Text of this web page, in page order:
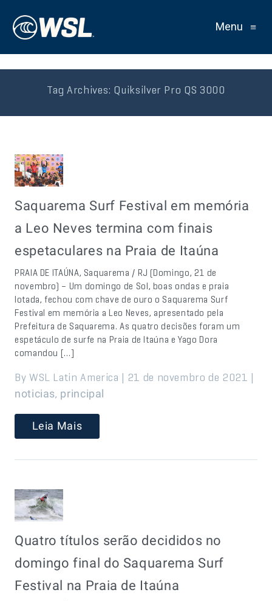
Menu ≡
Tag Archives: Quiksilver Pro QS 3000
Saquarema Surf Festival em memória
a Leo Neves termina com finais
espetaculares na Praia de Itaúna
PRAIA DE ITAÚNA, Saquarema / RJ (Domingo, 21 de
novembro) – Um domingo de Sol, boas ondas e praia
lotada, fechou com chave de ouro o Saquarema Surf
Festival em memória a Leo Neves, apresentado pela
Prefeitura de Saquarema. As quatro decisões foram um
espetáculo de surfe na Praia de Itaúna e Yago Dora
comandou […]
By WSL Latin America | 21 de novembro de 2021 |
noticias, principal
Leia Mais
Quatro títulos serão decididos no
domingo final do Saquarema Surf
Festival na Praia de Itaúna